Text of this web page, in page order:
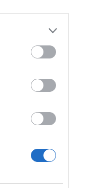
Anstalten Johannesberg
Kumla
Rödjan Anstalten
Anstalten
Dubbelbeläggning